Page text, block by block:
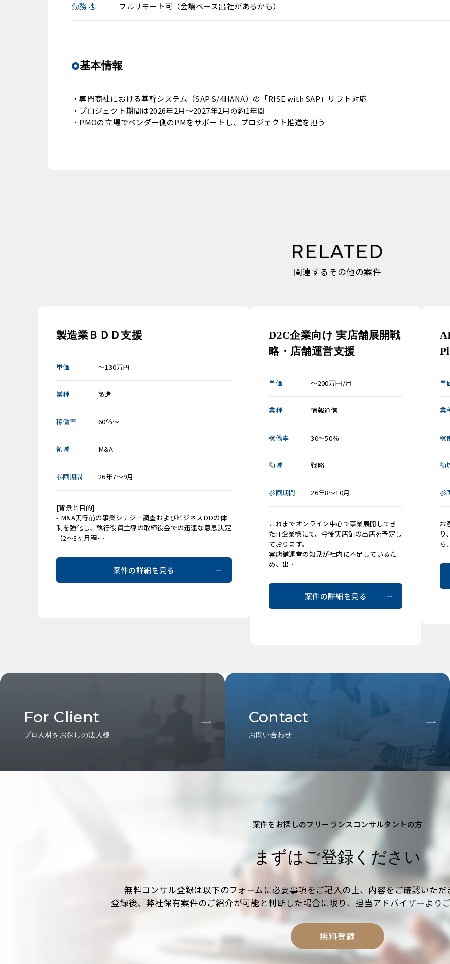
勤務地 フルリモート可（会議ベース出社があるかも）
基本情報
・専門商社における基幹システム（SAP S/4HANA）の「RISE with SAP」リフト対応
・プロジェクト期間は2026年2月～2027年2月の約1年間
・PMOの立場でベンダー側のPMをサポートし、プロジェクト推進を担う
関連するその他の案件
製造業ＢＤＤ支援
単価 ～130万円
業種 製造
稼働率 60％～
領域 M&A
参画期間 26年7～9月
[背景と目的]
- M&A実行前の事業シナジー調査およびビジネスDDの体
制を強化し、執行役員主導の取締役会での迅速な意思決定
（2〜3ヶ月程…
案件の詳細を見る
D2C企業向け 実店舗展開戦
略・店舗運営支援
単価 ～200万円/月
業種 情報通信
稼働率 30～50％
領域 戦略
参画期間 26年8～10月
これまでオンライン中心で事業展開してき
たIT企業様にて、今後実店舗の出店を予定し
ております。
実店舗運営の知見が社内に不足しているた
め、出…
案件の詳細を見る
単
業
稼
領
参
お
り
ら
For Client
プロ人材をお探しの法人様
Contact
お問い合わせ
案件をお探しのフリーランスコンサルタントの方
まずはご登録ください
無料コンサル登録は以下のフォームに必要事項をご記入の上、内容をご確認いた
登録後、弊社保有案件のご紹介が可能と判断した場合に限り、担当アドバイザーより
無料登録